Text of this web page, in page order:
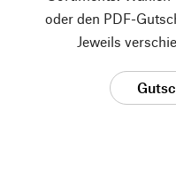
oder den PDF-
Jeweils